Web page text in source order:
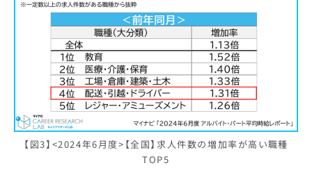
【図3】<2024年6月度>【全国】求人件数の増加率が高い職種
TOP5